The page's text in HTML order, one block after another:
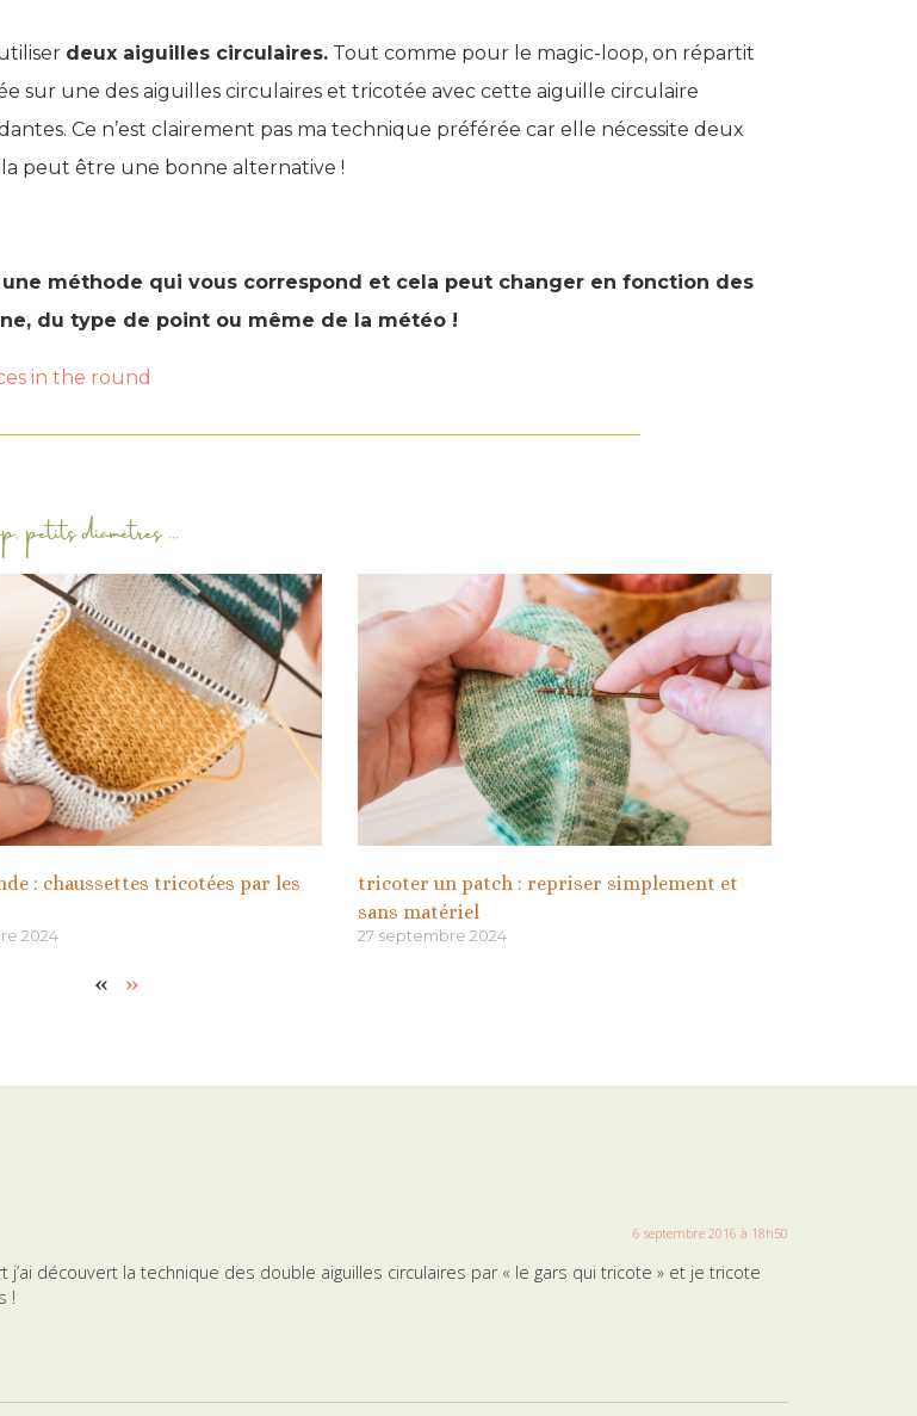
deux aiguilles circulaires. Tout comme pour le magic-loop, on répartit
sur une des aiguilles circulaires et tricotée avec cette aiguille circulaire
Ce n’est clairement pas ma technique préférée car elle nécessite deux
peut être une bonne alternative !
méthode qui vous correspond et cela peut changer en fonction des
du type de point ou même de la météo !
,petits diamètres...
: chaussettes tricotées par les
2024
tricoter un patch : repriser simplement et
sans matériel
27 septembre 2024
« »
6 septembre 2016 à 18h50
découvert la technique des double aiguilles circulaires par « le gars qui tricote » et je tricote
!